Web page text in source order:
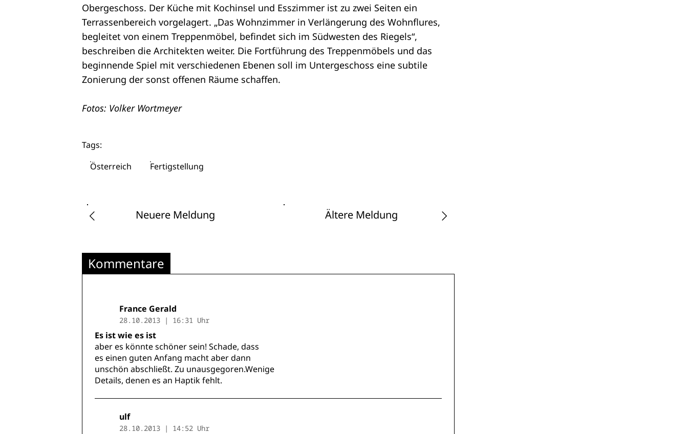
Obergeschoss. Der Küche mit Kochinsel und Esszimmer ist zu zwei Seiten ein
Terrassenbereich vorgelagert. „Das Wohnzimmer in Verlängerung des Wohnflures,
begleitet von einem Treppenmöbel, befindet sich im Südwesten des Riegels“,
beschreiben die Architekten weiter. Die Fortführung des Treppenmöbels und das
beginnende Spiel mit verschiedenen Ebenen soll im Untergeschoss eine subtile
Zonierung der sonst offenen Räume schaffen.
Fotos: Volker Wortmeyer
Tags:
Österreich
Fertigstellung
Neuere Meldung Ältere Meldung
Kommentare
France Gerald
28.10.2013 | 16:31 Uhr
Es ist wie es ist
aber es könnte schöner sein! Schade, dass
es einen guten Anfang macht aber dann
unschön abschließt. Zu unausgegoren.Wenige
Details, denen es an Haptik fehlt.
ulf
28.10.2013 | 14:52 Uhr